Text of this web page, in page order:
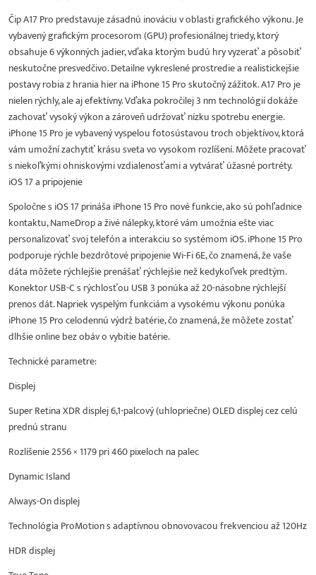
Čip A17 Pro predstavuje zásadnú inováciu v oblasti grafického výkonu. Je
vybavený grafickým procesorom (GPU) profesionálnej triedy, ktorý
obsahuje 6 výkonných jadier, vďaka ktorým budú hry vyzerať a pôsobiť
neskutočne presvedčivo. Detailne vykreslené prostredie a realistickejšie
postavy robia z hrania hier na iPhone 15 Pro skutočný zážitok. A17 Pro je
nielen rýchly, ale aj efektívny. Vďaka pokročilej 3 nm technológií dokáže
zachovať vysoký výkon a zároveň udržovať nízku spotrebu energie.
iPhone 15 Pro je vybavený vyspelou fotosústavou troch objektívov, ktorá
vám umožní zachytiť krásu sveta vo vysokom rozlíšení. Môžete pracovať
s niekoľkými ohniskovými vzdialenosťami a vytvárať úžasné portréty.
iOS 17 a pripojenie
Spoločne s iOS 17 prináša iPhone 15 Pro nové funkcie, ako sú pohľadnice
kontaktu, NameDrop a živé nálepky, ktoré vám umožnia ešte viac
personalizovať svoj telefón a interakciu so systémom iOS. iPhone 15 Pro
podporuje rýchle bezdrôtové pripojenie Wi-Fi 6E, čo znamená, že vaše
dáta môžete rýchlejšie prenášať rýchlejšie než kedykoľvek predtým.
Konektor USB-C s rýchlosťou USB 3 ponúka až 20-násobne rýchlejší
prenos dát. Napriek vyspelým funkciám a vysokému výkonu ponúka
iPhone 15 Pro celodennú výdrž batérie, čo znamená, že môžete zostať
dlhšie online bez obáv o vybitie batérie.
Technické parametre:
Displej
Super Retina XDR displej 6,1-palcový (uhlopriečne) OLED displej cez celú
prednú stranu
Rozlíšenie 2556 × 1179 pri 460 pixeloch na palec
Dynamic Island
Always-On displej
Technológia ProMotion s adaptívnou obnovovacou frekvenciou až 120Hz
HDR displej